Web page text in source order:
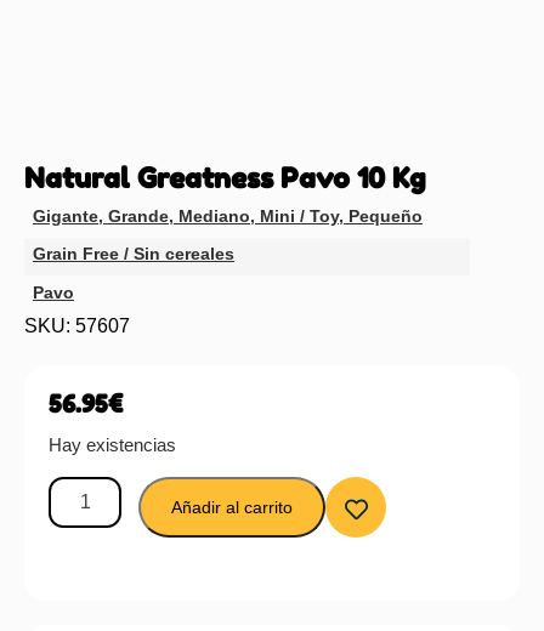
Natural Greatness Pavo 10 Kg
Gigante, Grande, Mediano, Mini / Toy, Pequeño
Grain Free / Sin cereales
Pavo
SKU: 57607
56.95€
Hay existencias
Añadir al carrito